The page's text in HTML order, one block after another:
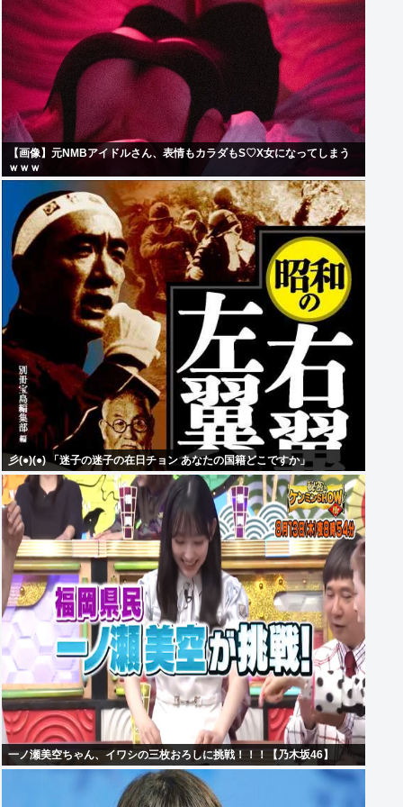
【画像】元NMBアイドルさん、表情もカラダもS♡X女になってしまう
ｗｗｗ
彡(●)(●) 「迷子の迷子の在日チョン あなたの国籍どこですか」
一ノ瀬美空ちゃん、イワシの三枚おろしに挑戦！！！【乃木坂46】